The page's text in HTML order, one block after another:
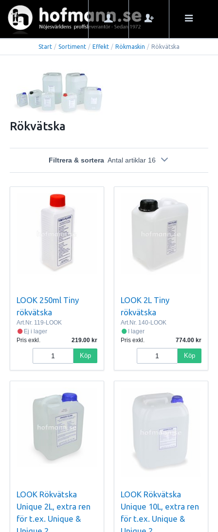
Start / Sortiment / Effekt / Rökmaskin / Rökvätska
Rökvätska
Filtrera & sortera Antal artiklar 16
LOOK 250ml Tiny
rökvätska
Art.Nr. 119-LOOK
Ej i lager
Pris exkl.
219.00
Köp
LOOK 2L Tiny
rökvätska
Art.Nr. 140-LOOK
I lager
Pris exkl.
774.00
Köp
LOOK Rökvätska
Unique 2L, extra ren
för t.ex. Unique &
LOOK Rökvätska
Unique 10L, extra ren
för t.ex. Unique &